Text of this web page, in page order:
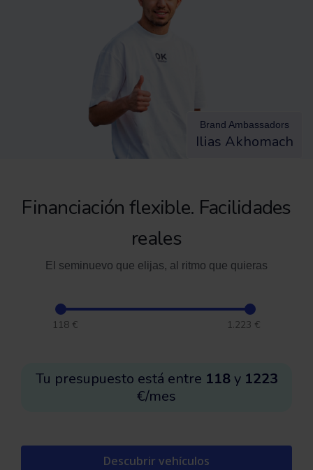
Brand Ambassadors
Ilias Akhomach
Financiación flexible. Facilidades
reales
El seminuevo que elijas, al ritmo que quieras
118 € 1.223 €
Tu presupuesto está entre 118 y 1223
€/mes
Descubrir vehículos